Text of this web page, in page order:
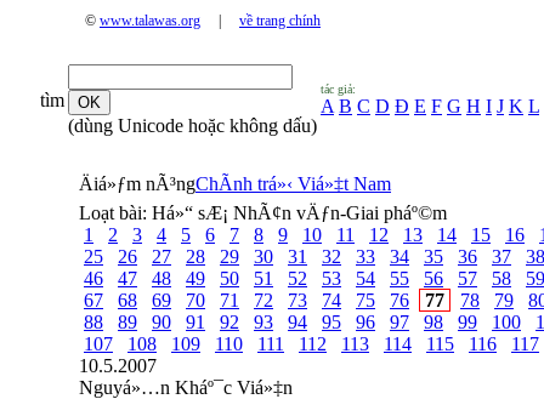
© www.talawas.org về trang chính
tìm
(dùng Unicode hoặc không dấu)
tác giả:
A B C D Đ E F G H I J K L
Äiá»ƒm nÃ³ngChÃ­nh trá»‹ Viá»‡t Nam
Loạt bài: Há»“ sÆ¡ NhÃ¢n vÄƒn-Giai pháº©m
1
2 3 4 5 6 7 8 9 10 11 12 13 14 15 16
25
26 27 28 29 30 31 32 33 34 35 36 37
38
46
47 48 49 50 51 52 53 54 55 56 57 58
59
67
68 69 70 71 72 73 74 75 76 77 78 79
88
89 90 91 92 93 94 95 96 97 98 99 100
107
108 109 110 111 112 113 114 115 116
117
10.5.2007
Nguyá»…n Kháº¯c Viá»‡n